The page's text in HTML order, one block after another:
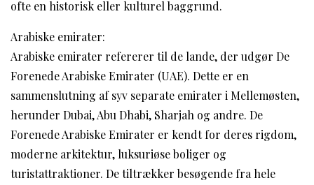
ofte en historisk eller kulturel baggrund.
Arabiske emirater:
Arabiske emirater refererer til de lande, der udgør De
Forenede Arabiske Emirater (UAE). Dette er en
sammenslutning af syv separate emirater i Mellemøsten,
herunder Dubai, Abu Dhabi, Sharjah og andre. De
Forenede Arabiske Emirater er kendt for deres rigdom,
moderne arkitektur, luksuriøse boliger og
turistattraktioner. De tiltrækker besøgende fra hele